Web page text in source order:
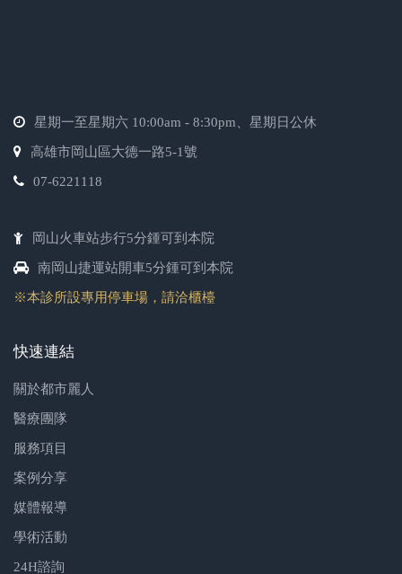
星期一至星期六 10:00am - 8:30pm、星期日公休
高雄市岡山區大德一路5-1號
07-6221118
岡山火車站步行5分鍾可到本院
南岡山捷運站開車5分鍾可到本院
※本診所設專用停車場，請洽櫃檯
快速連結
關於都市麗人
醫療團隊
服務項目
案例分享
媒體報導
學術活動
24H諮詢